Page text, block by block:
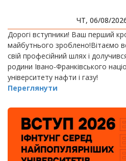
ЧТ, 06/08/
Дорогі вступники! Ваш перший
майбутнього зроблено!Вітаємо
свій професійний шлях і
родини Івано-Франківського
університету нафти і газу!
Переглянути